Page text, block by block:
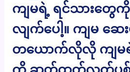
ကျမရဲ့ ရင်သားတွ
လျက်ပေါ့။ ကျမ ဆ
တယောက်လိုလို ကျမ